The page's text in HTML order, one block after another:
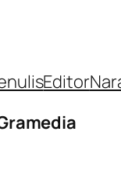
Editor